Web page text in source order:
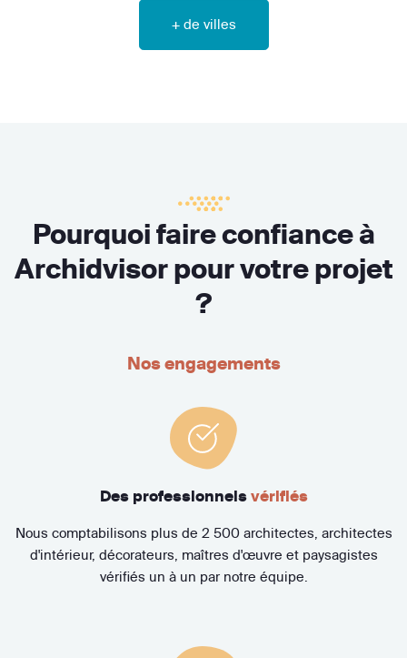
+ de villes
Pourquoi faire confiance à
Archidvisor pour votre projet
?
Nos engagements
Des professionnels vérifiés
Nous comptabilisons plus de 2 500 architectes, architectes
d'intérieur, décorateurs, maîtres d'œuvre et paysagistes
vérifiés un à un par notre équipe.